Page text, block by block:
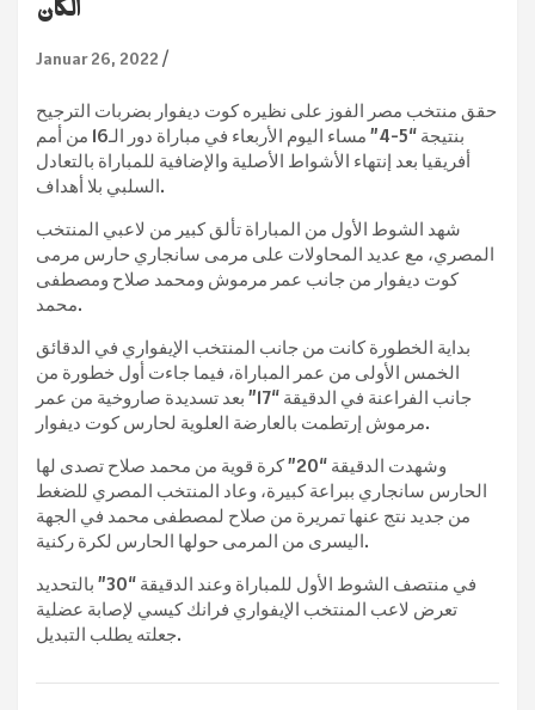
الكان
Januar 26, 2022
حقق منتخب مصر الفوز على نظيره كوت ديفوار بضربات الترجيح
بنتيجة “5-4” مساء اليوم الأربعاء في مباراة دور الـ16 من أمم
أفريقيا بعد إنتهاء الأشواط الأصلية والإضافية للمباراة بالتعادل
السلبي بلا أهداف.
شهد الشوط الأول من المباراة تألق كبير من لاعبي المنتخب
المصري، مع عديد المحاولات على مرمى سانجاري حارس مرمى
كوت ديفوار من جانب عمر مرموش ومحمد صلاح ومصطفى
محمد.
بداية الخطورة كانت من جانب المنتخب الإيفواري في الدقائق
الخمس الأولى من عمر المباراة، فيما جاءت أول خطورة من
جانب الفراعنة في الدقيقة “17” بعد تسديدة صاروخية من عمر
مرموش إرتطمت بالعارضة العلوية لحارس كوت ديفوار.
وشهدت الدقيقة “20” كرة قوية من محمد صلاح تصدى لها
الحارس سانجاري ببراعة كبيرة، وعاد المنتخب المصري للضغط
من جديد نتج عنها تمريرة من صلاح لمصطفى محمد في الجهة
اليسرى من المرمى حولها الحارس لكرة ركنية.
في منتصف الشوط الأول للمباراة وعند الدقيقة “30” بالتحديد
تعرض لاعب المنتخب الإيفواري فرانك كيسي لإصابة عضلية
جعلته يطلب التبديل.